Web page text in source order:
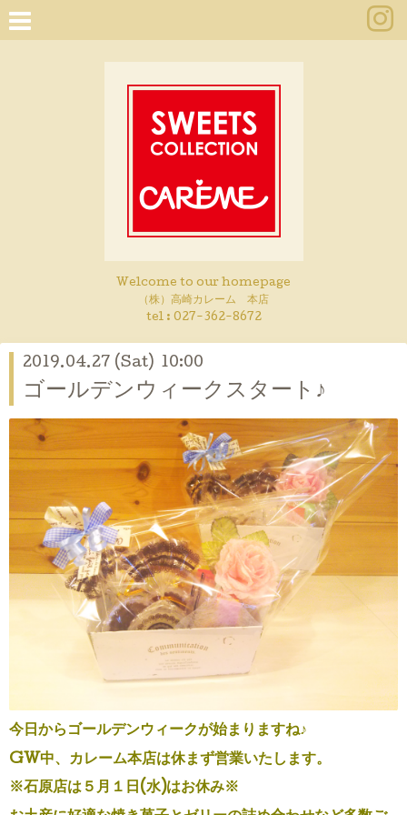
Welcome to our homepage
（株）高崎カレーム 本店
tel : 027-362-8672
2019.04.27 (Sat) 10:00
ゴールデンウィークスタート♪
今日からゴールデンウィークが始まりますね♪
GW中、カレーム本店は休まず営業いたします。
※石原店は５月１日(水)はお休み※